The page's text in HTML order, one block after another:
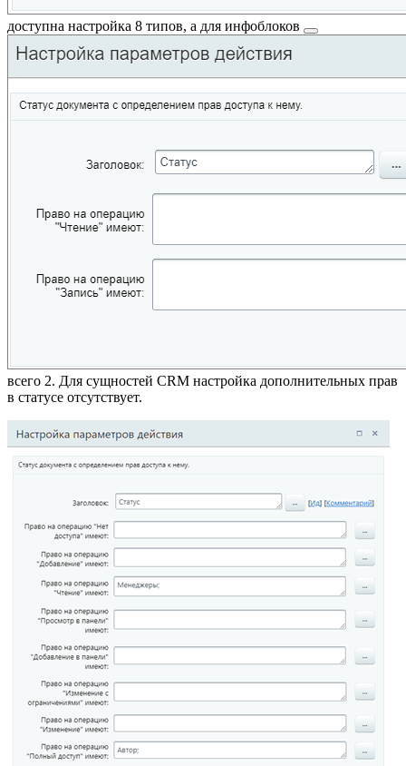
доступна настройка 8 типов, а для инфоблоков
всего 2. Для сущностей CRM настройка дополнительных прав
в статусе отсутствует.